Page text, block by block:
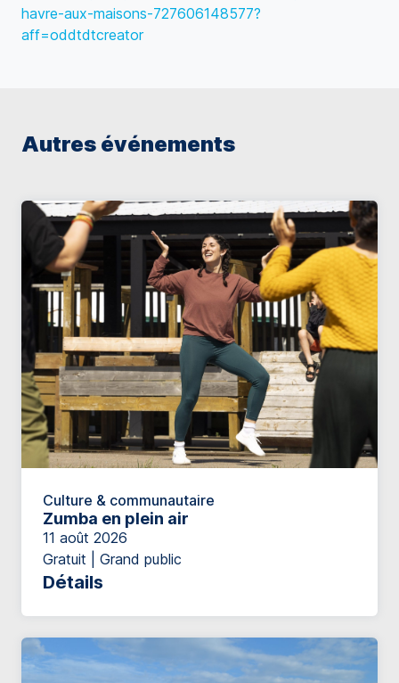
havre-aux-maisons-727606148577?
aff=oddtdtcreator
Autres événements
Culture & communautaire
Zumba en plein air
11 août 2026
Gratuit | Grand public
Détails